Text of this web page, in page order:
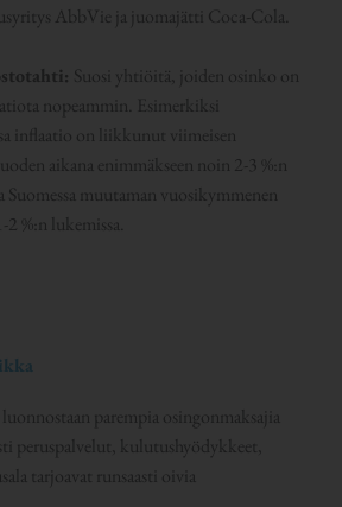
AbbVie ja juomajätti Coca-Cola.
Suosi yhtiöitä, joiden osinko on
nopeammin. Esimerkiksi
inflaatio on liikkunut viimeisen
aikana enimmäkseen noin 2-3 %:n
Suomessa muutaman vuosikymmenen
2 %:n lukemissa.
parempia osingonmaksajia
peruspalvelut, kulutushyödykkeet,
tarjoavat runsaasti oivia